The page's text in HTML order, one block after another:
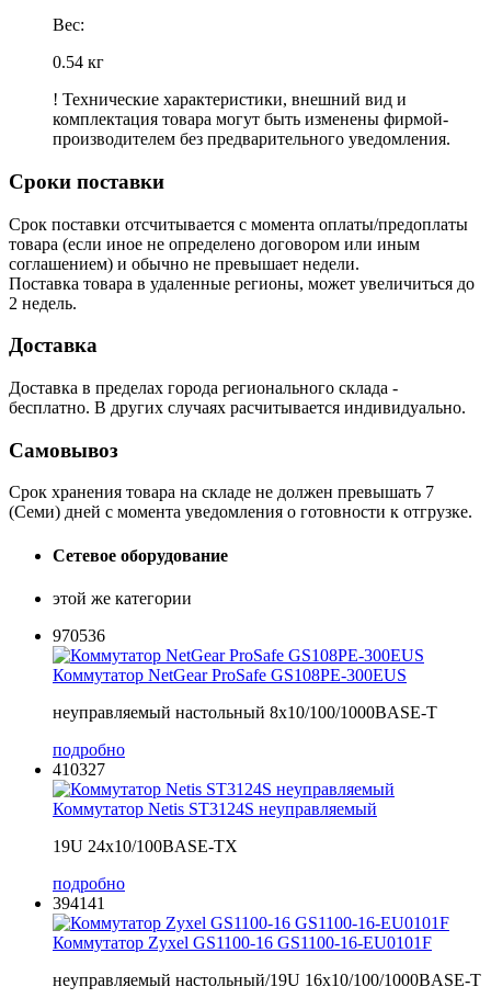
Вес:
0.54 кг
! Технические характеристики, внешний вид и
комплектация товара могут быть изменены фирмой-
производителем без предварительного уведомления.
Сроки поставки
Срок поставки отсчитывается с момента оплаты/предоплаты
товара (если иное не определено договором или иным
соглашением) и обычно не превышает недели.
Поставка товара в удаленные регионы, может увеличиться до
2 недель.
Доставка
Доставка в пределах города регионального склада -
бесплатно. В других случаях расчитывается индивидуально.
Самовывоз
Срок хранения товара на складе не должен превышать 7
(Семи) дней с момента уведомления о готовности к отгрузке.
Сетевое оборудование
этой же категории
970536
Коммутатор NetGear ProSafe GS108PE-300EUS
неуправляемый настольный 8x10/100/1000BASE-T
подробно
410327
Коммутатор Netis ST3124S неуправляемый
19U 24x10/100BASE-TX
подробно
394141
Коммутатор Zyxel GS1100-16 GS1100-16-EU0101F
неуправляемый настольный/19U 16x10/100/1000BASE-T